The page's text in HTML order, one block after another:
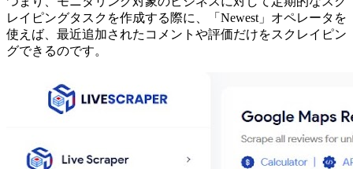
レイピングタスクを作成する際に、「Newest」オペレータを
使えば、最近追加されたコメントや評価だけをスクレイピン
グできるのです。